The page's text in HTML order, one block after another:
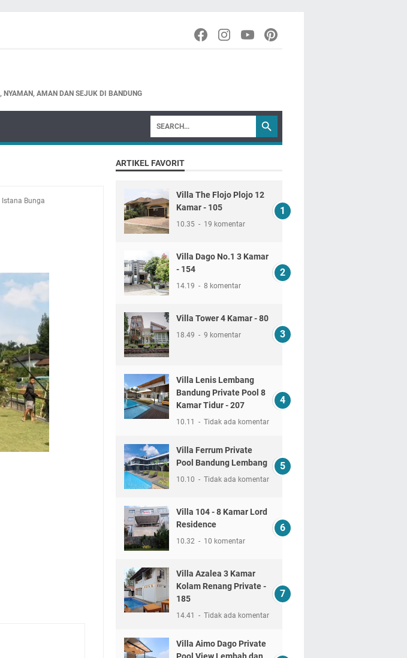
NYAMAN, AMAN DAN SEJUK DI BANDUNG
Bunga
ARTIKEL FAVORIT
Villa The Flojo Plojo 12
Kamar - 105
10.35 19 komentar
Villa Dago No.1 3 Kamar
- 154
14.19 8 komentar
Villa Tower 4 Kamar - 80
18.49 9 komentar
Villa Lenis Lembang
Bandung Private Pool 8
Kamar Tidur - 207
10.11 Tidak ada komentar
Villa Ferrum Private
Pool Bandung Lembang
10.10 Tidak ada komentar
Villa 104 - 8 Kamar Lord
Residence
10.32 10 komentar
Villa Azalea 3 Kamar
Kolam Renang Private -
185
14.41 Tidak ada komentar
Villa Aimo Dago Private